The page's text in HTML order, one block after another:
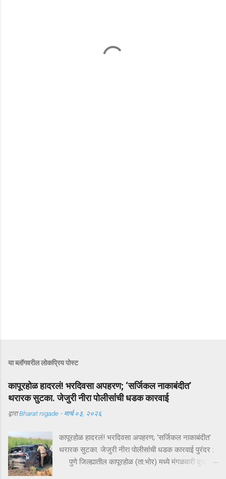
या ब्लॉगवरील लोकप्रिय पोस्ट
कापूरहोळ हादरलं! भरदिवसा अपहरण; ‘सर्जिकल नाकाबंदीत’
थरारक सुटका. जेजुरी नीरा पोलीसांंची धडक कारवाई
द्वाराBharat nigade - मार्च ०३, २०२६
कापूरहोळ हादरलं! भरदिवसा अपहरण; ‘सर्जिकल नाकाबंदीत’
थरारक सुटका. जेजुरी नीरा पोलीसांंची धडक कारवाई पुरंदर :
पुणे जिल्ह्यातील कापूरहोळ (ता.भोर) मध्ये मंगळवारी दुपारी